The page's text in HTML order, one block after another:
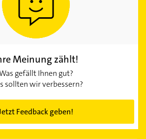
Meinung zählt!
gefällt Ihnen gut?
sollten wir verbessern?
Feedback geben!